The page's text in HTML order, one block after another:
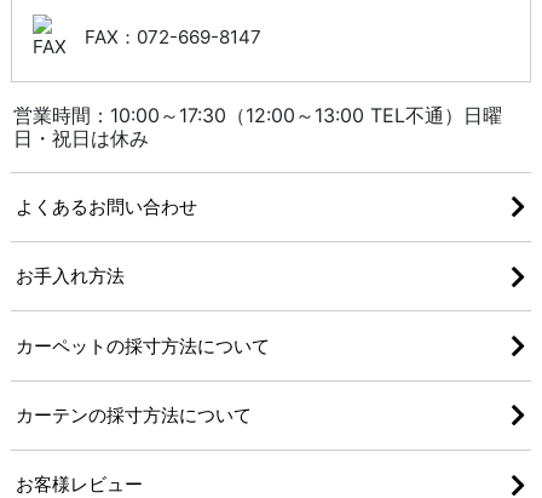
FAX：072-669-8147
営業時間：10:00～17:30（12:00～13:00 TEL不通）日曜
日・祝日は休み
よくあるお問い合わせ
お手入れ方法
カーペットの採寸方法について
カーテンの採寸方法について
お客様レビュー